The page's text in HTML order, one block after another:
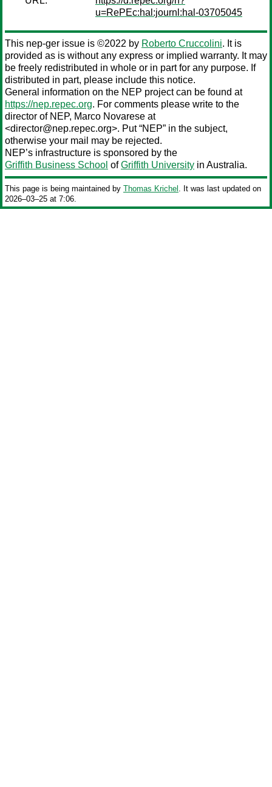
u=RePEc:hal:journl:hal-03705045
This nep-ger issue is ©2022 by Roberto Cruccolini. It is
provided as is without any express or implied warranty. It may
be freely redistributed in whole or in part for any purpose. If
distributed in part, please include this notice.
General information on the NEP project can be found at
https://nep.repec.org. For comments please write to the
director of NEP, Marco Novarese at
<director@nep.repec.org>. Put “NEP” in the subject,
otherwise your mail may be rejected.
NEP’s infrastructure is sponsored by the
Griffith Business School ofGriffith University in Australia.
This page is being maintained by Thomas Krichel . It was last updated on
2026‒03‒25 at 7:06.